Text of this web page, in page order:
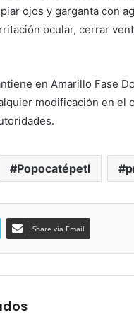
ojos y garganta con
ocular, cerrar
en Amarillo Fase
modificación en el
Popocatépetl
Share via Email